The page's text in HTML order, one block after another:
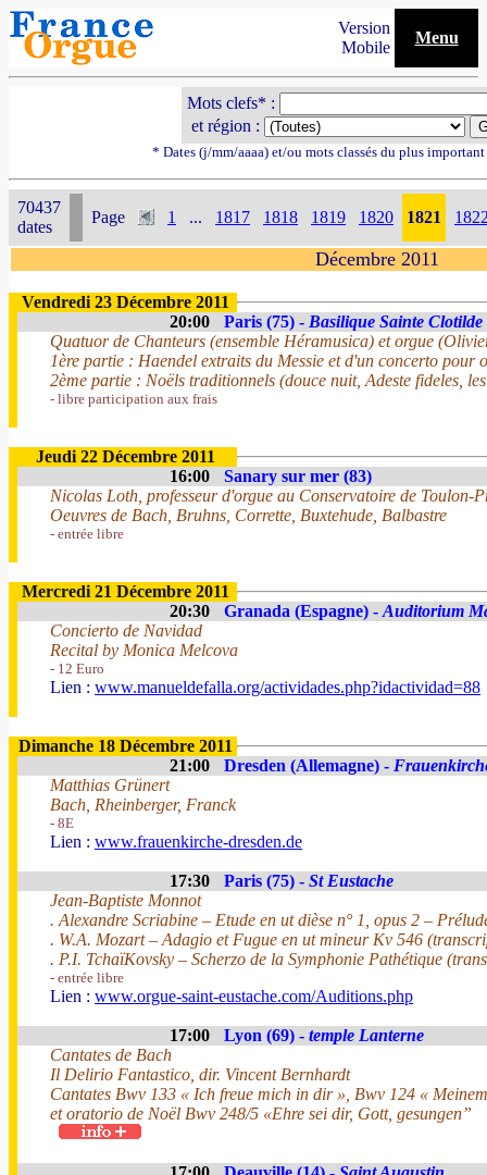
Version
Mobile
Menu
Mots clefs* :
et région :
* Dates (j/mm/aaaa) et/ou mots classés du plus
70437
dates
Page 1 ... 1817 1818 1819 1820 1821
Décembre 2011
Vendredi 23 Décembre 2011
20:00
Paris (75) - Basilique Sainte Clotilde
Quatuor de Chanteurs (ensemble Héramusica) et orgue
1ère partie : Haendel extraits du Messie et d'un concerto pour
2ème partie : Noëls traditionnels (douce nuit, Adeste fideles,
- libre participation aux frais
Jeudi 22 Décembre 2011
16:00
Sanary sur mer (83)
Nicolas Loth, professeur d'orgue au Conservatoire de Toulon-
Oeuvres de Bach, Bruhns, Corrette, Buxtehude, Balbastre
- entrée libre
Mercredi 21 Décembre 2011
20:30
Granada (Espagne) - Auditorium
Concierto de Navidad
Recital by Monica Melcova
- 12 Euro
Lien : www.manueldefalla.org/actividades.php?idactividad=88
Dimanche 18 Décembre 2011
21:00
Dresden (Allemagne) -
Matthias Grünert
Bach, Rheinberger, Franck
- 8E
Lien : www.frauenkirche-dresden.de
17:30 Paris (75) - St Eustache
Jean-Baptiste Monnot
. Alexandre Scriabine – Etude en ut dièse n° 1, opus 2 –
. W.A. Mozart – Adagio et Fugue en ut mineur Kv 546
. P.I. TchaïKovsky – Scherzo de la Symphonie Pathétique
- entrée libre
Lien : www.orgue-saint-eustache.com/Auditions.php
17:00 Lyon (69) - temple Lanterne
Cantates de Bach
Il Delirio Fantastico, dir. Vincent Bernhardt
Cantates Bwv 133 « Ich freue mich in dir », Bwv 124 «
et oratorio de Noël Bwv 248/5 «Ehre sei dir, Gott, gesungen”